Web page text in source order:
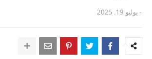
- يوليو 19, 2025